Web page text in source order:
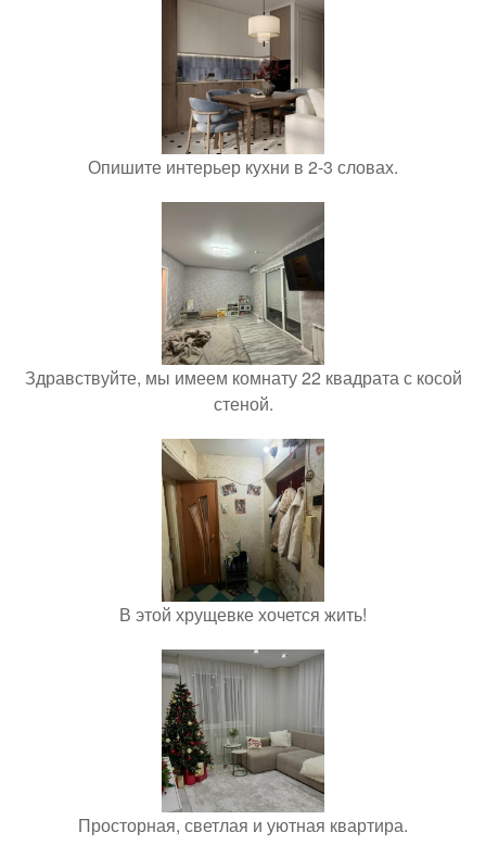
Опишите интерьер кухни в 2-3 словах.
Здравствуйте, мы имеем комнату 22 квадрата с косой
стеной.
В этой хрущевке хочется жить!
Просторная, светлая и уютная квартира.